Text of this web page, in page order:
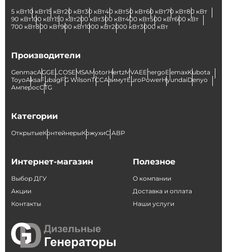
5 кВт10 кВт15 кВт20 кВт30 кВт40 кВт50 кВт60 кВт70 кВт80 кВт
90 кВт100 кВт150 кВт200 кВт300 кВт400 кВт500 кВт600 кВт
700 кВт800 кВт900 кВт1000 кВт2000 кВт3000 кВт
Производители
GenmacAGGELCOSEMSAMotorHertzMVAEEnergoElemaxKubota
ToyoAksaFubagFG WilsonТССАзимутEuroPowerHyundaiDenyo
АмперосCTG
Категории
ОткрытыеКонтейнерыКожухиС АВР
Интернет-магазин
Выбор ДГУ
Акции
Контакты
Полезное
О компании
Доставка и оплата
Наши услуги